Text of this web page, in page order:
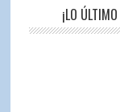
¡LO